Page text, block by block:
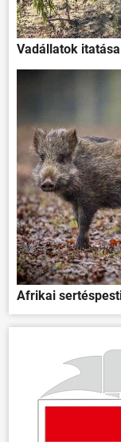
Vadállatok
Afrikai